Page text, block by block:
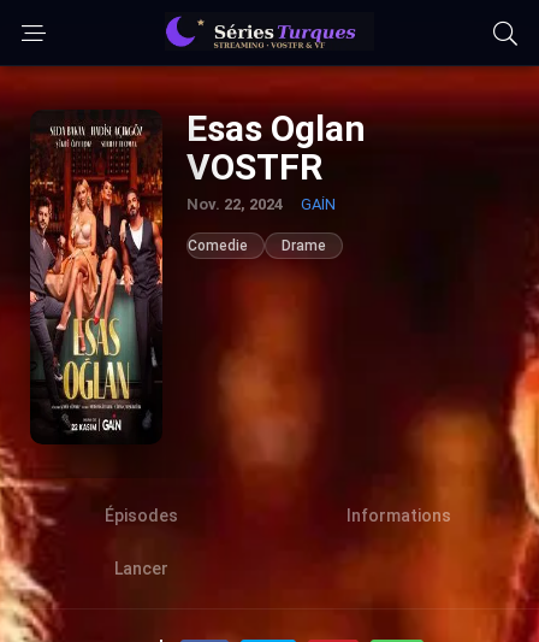
Esas Oglan
VOSTFR
Nov. 22, 2024 GAİN
Comedie Drame
Épisodes Informations
Lancer